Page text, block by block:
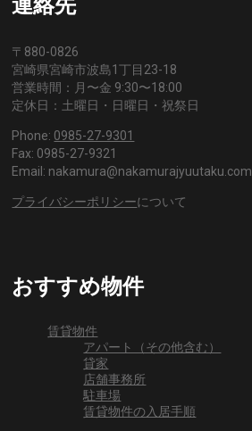
連絡先
〒880-0826
宮崎県宮崎市波島1丁目23-18
営業時間：月〜金 9:30〜18:00
定休日：土曜日・日曜日・祝祭日
Phone: 0985-27-9301
Fax: 0985-27-9321
Email: nakamura@nakamurajyuutaku.com
プライバシーポリシーについて
おすすめ物件
賃貸物件
アパート（その他含む）
貸家
店舗事務所
駐車場
賃貸物件の入居手順